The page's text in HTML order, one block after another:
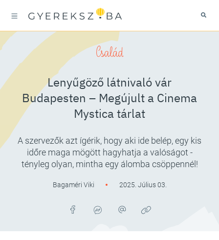
Család
Lenyűgöző látnivaló vár
Budapesten – Megújult a Cinema
Mystica tárlat
A szervezők azt ígérik, hogy aki ide belép, egy kis
időre maga mögött hagyhatja a valóságot -
tényleg olyan, mintha egy álomba csöppennél!
Bagaméri Viki 2025. Július 03.